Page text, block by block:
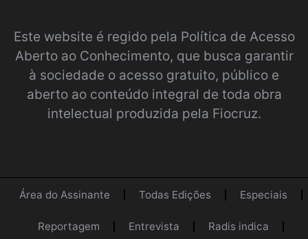
Este website é regido pela Política de Acesso
Aberto ao Conhecimento, que busca garantir
à sociedade o acesso gratuito, público e
aberto ao conteúdo integral de toda obra
intelectual produzida pela Fiocruz.
Área do Assinante Todas Edições Especiais
Reportagem Entrevista Radis indica